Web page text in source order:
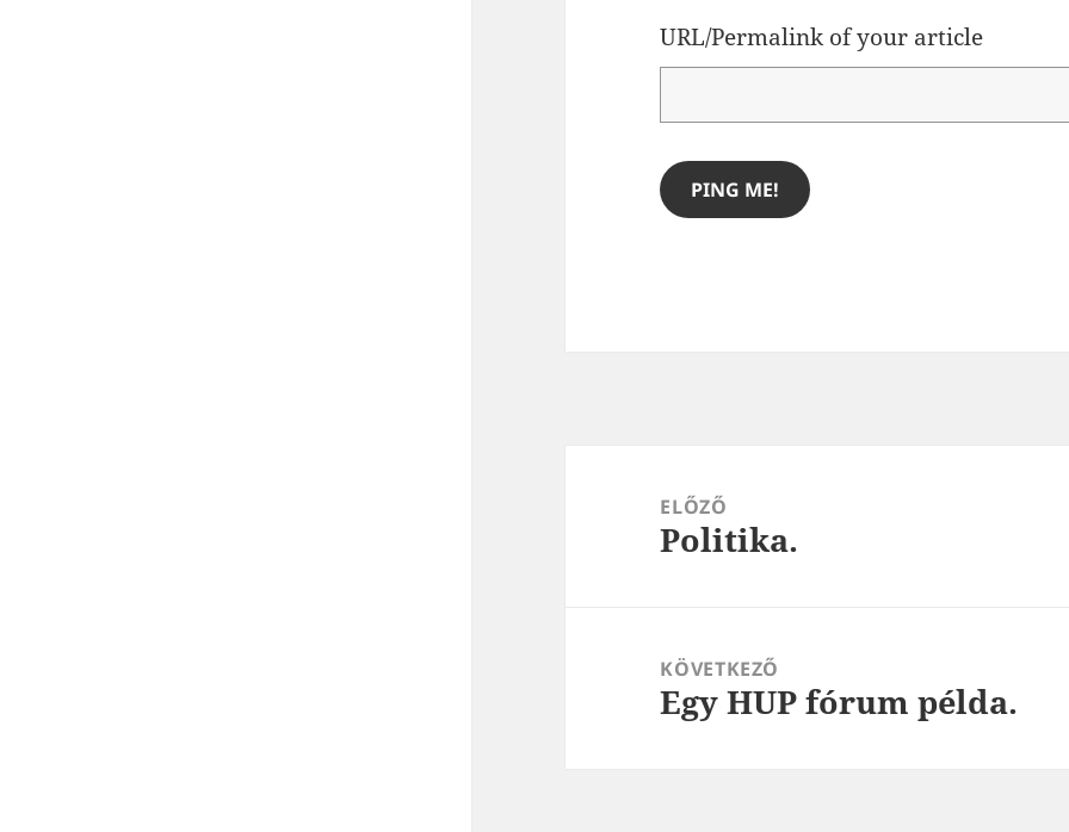
URL/Permalink of your article
navigációELŐZŐ
Korábbi
Politika.
KÖVETKEZŐ
Következő
Egy HUP fórum példa.